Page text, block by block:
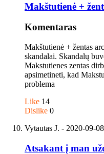
Makštutienė +
Komentaras
Makštutienė + žentas
skandalai. Skandalų
Makstutienes zentas
apsimetineti, kad
problema
Like 14
Dislike 0
Vytautas J. - 2020-09-
Atsakant į man